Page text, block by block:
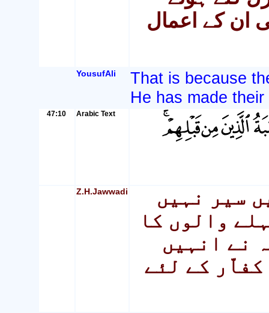
ان کے اعمال
YousufAli
That is because
He has made
47:10 Arabic Text
Z.H.Jawwadi
سیر نہیں
والوں کا
نے انہیں
کے لئے